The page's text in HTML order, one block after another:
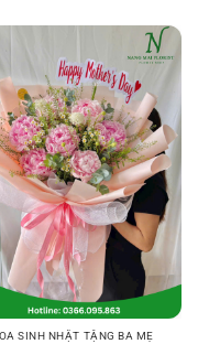
SINH NHẬT TẶNG BA MẸ